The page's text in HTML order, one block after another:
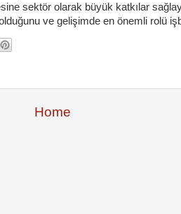
sektör olarak büyük katkılar
ve gelişimde en önemli rolü
Home